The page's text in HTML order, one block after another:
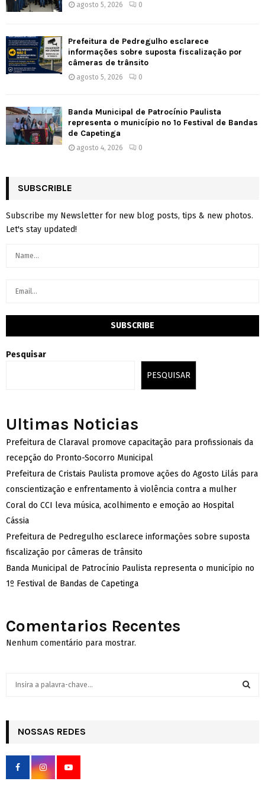
agosto 5, 2026 0
Prefeitura de Pedregulho esclarece
informações sobre suposta fiscalização por
câmeras de trânsito
agosto 5, 2026 0
Banda Municipal de Patrocínio Paulista
representa o município no 1º Festival de Bandas
de Capetinga
agosto 4, 2026 0
SUBSCRIBLE
Subscribe my Newsletter for new blog posts, tips & new photos.
Let's stay updated!
Pesquisar
PESQUISAR
Ultimas Noticias
Prefeitura de Claraval promove capacitação para profissionais da
recepção do Pronto-Socorro Municipal
Prefeitura de Cristais Paulista promove ações do Agosto Lilás para
conscientização e enfrentamento à violência contra a mulher
Coral do CCI leva música, acolhimento e emoção ao Hospital
Cássia
Prefeitura de Pedregulho esclarece informações sobre suposta
fiscalização por câmeras de trânsito
Banda Municipal de Patrocínio Paulista representa o município no
1º Festival de Bandas de Capetinga
Comentarios Recentes
Nenhum comentário para mostrar.
h
f
r
NOSSAS REDES